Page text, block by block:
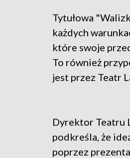
Tytułowa
każdych
które swoje
To również
jest przez Teatr
Dyrektor Teatru
podkreśla, że
poprzez